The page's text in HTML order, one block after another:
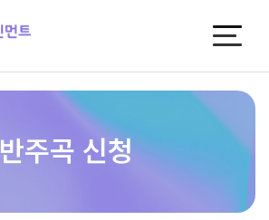
반주곡 신청